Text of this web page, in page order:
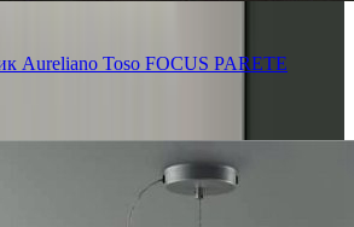
Aureliano Toso FOCUS PARETE